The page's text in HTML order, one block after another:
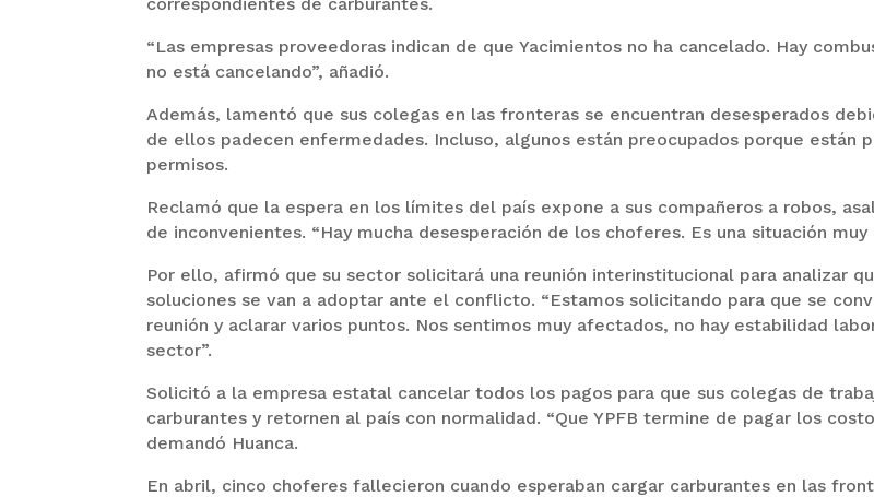
“Las empresas proveedoras indican de que Yacimientos no ha cancelado. Hay
no está cancelando”, añadió.
Además, lamentó que sus colegas en las fronteras se encuentran desesperados
de ellos padecen enfermedades. Incluso, algunos están preocupados porque están
permisos.
Reclamó que la espera en los límites del país expone a sus compañeros a robos,
de inconvenientes. “Hay mucha desesperación de los choferes. Es una situación muy
Por ello, afirmó que su sector solicitará una reunión interinstitucional para analizar
soluciones se van a adoptar ante el conflicto. “Estamos solicitando para que se
reunión y aclarar varios puntos. Nos sentimos muy afectados, no hay estabilidad
sector”.
Solicitó a la empresa estatal cancelar todos los pagos para que sus colegas de
carburantes y retornen al país con normalidad. “Que YPFB termine de pagar los
demandó Huanca.
En abril, cinco choferes fallecieron cuando esperaban cargar carburantes en las